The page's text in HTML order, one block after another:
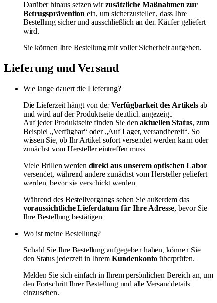
Darüber hinaus setzen wirzusätzliche Maßnahmen zur
Betrugsprävention ein, um sicherzustellen, dass Ihre
Bestellung sicher und ausschließlich an den Käufer geliefert
wird.
Sie können Ihre Bestellung mit voller Sicherheit aufgeben.
Lieferung und Versand
Wie lange dauert die Lieferung?
Die Lieferzeit hängt von derVerfügbarkeit des Artikels ab
und wird auf der Produktseite deutlich angezeigt.
Auf jeder Produktseite finden Sie den aktuellen Status, zum
Beispiel „Verfügbar“ oder „Auf Lager, versandbereit“. So
wissen Sie, ob Ihr Artikel sofort versendet werden kann oder
zunächst vom Hersteller eintreffen muss.
Viele Brillen werden direkt aus unserem optischen Labor
versendet, während andere zunächst vom Hersteller geliefert
werden, bevor sie verschickt werden.
Während des Bestellvorgangs sehen Sie außerdem das
voraussichtliche Lieferdatum für Ihre Adresse, bevor Sie
Ihre Bestellung bestätigen.
Wo ist meine Bestellung?
Sobald Sie Ihre Bestellung aufgegeben haben, können Sie
den Status jederzeit in Ihrem Kundenkonto überprüfen.
Melden Sie sich einfach in Ihrem persönlichen Bereich an, um
den Fortschritt Ihrer Bestellung und alle Versanddetails
einzusehen.